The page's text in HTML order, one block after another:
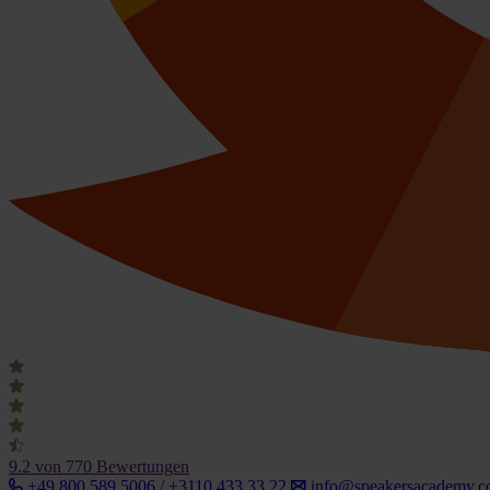
9.2 von 770 Bewertungen
+49 800 589 5006 / +3110 433 33 22